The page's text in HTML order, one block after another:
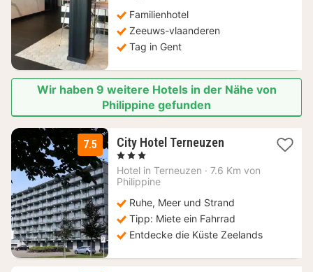
Familienhotel
Zeeuws-vlaanderen
Tag in Gent
Wir haben 9 weitere Hotels in der Nähe von
Philippine gefunden
7.5 City Hotel Terneuzen1
ab
, 3 Sterne
Hotel in Terneuzen · 7.6 Km von
Philippine
Ruhe, Meer und Strand
Tipp: Miete ein Fahrrad
Entdecke die Küste Zeelands